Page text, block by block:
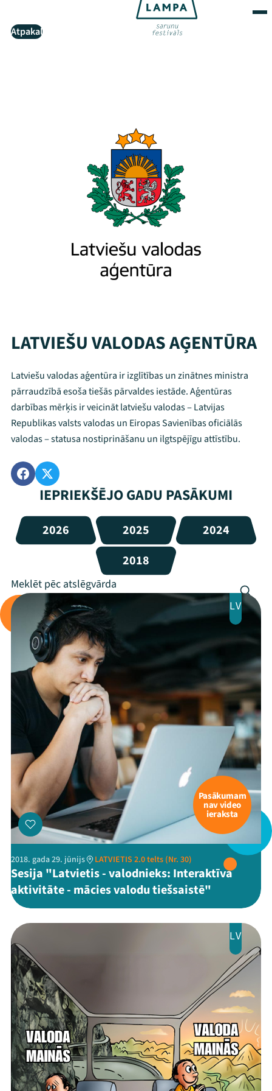
Festivāls
Programma
Arhīvs
Atpakaļ
LATVIEŠU VALODAS AĢENTŪRA
Latviešu valodas aģentūra ir izglītības un zinātnes ministra
pārraudzībā esoša tiešās pārvaldes iestāde. Aģentūras
darbības mērķis ir veicināt latviešu valodas ‒ Latvijas
Republikas valsts valodas un Eiropas Savienības oficiālās
valodas ‒ statusa nostiprināšanu un ilgtspējīgu attīstību.
IEPRIEKŠĒJO GADU PASĀKUMI
2026 2025
2024
2018
LV
Pasākumam
nav video
ieraksta
2018. gada 29. jūnijs LATVIETIS 2.0 telts (Nr. 30)
Sesija "Latvietis - valodnieks: Interaktīva
aktivitāte - mācies valodu tiešsaistē"
LV